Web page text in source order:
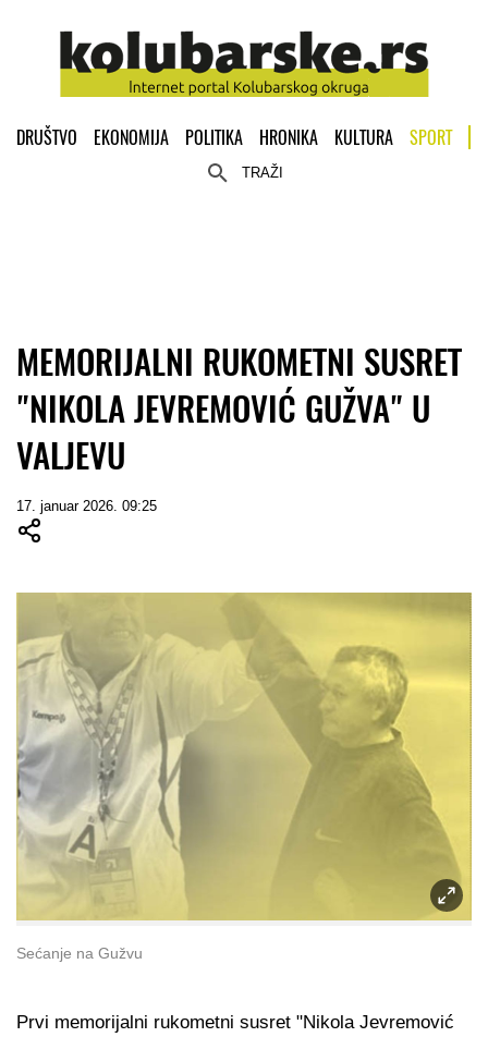
DRUŠTVO EKONOMIJA POLITIKA HRONIKA KULTURA SPORT
TRAŽI
MEMORIJALNI RUKOMETNI SUSRET
"NIKOLA JEVREMOVIĆ GUŽVA" U
VALJEVU
17. januar 2026. 09:25
Sećanje na Gužvu
Prvi memorijalni rukometni susret "Nikola Jevremović